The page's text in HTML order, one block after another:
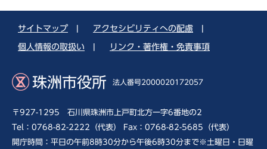
サイトマップ アクセシビリティへの配慮
個人情報の取扱い リンク・著作権・免責事項
珠洲市役所 法人番号2000020172057
〒927-1295 石川県珠洲市上戸町北方一字6番地の2
Tel：0768-82-2222（代表） Fax：0768-82-5685（代表）
開庁時間：平日の午前8時30分から午後6時30分まで※土曜日・日曜